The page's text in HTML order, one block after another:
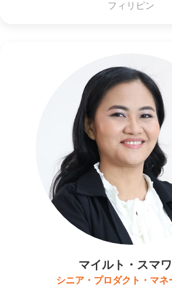
フィリピン
マイルト・スマ
シニア・プロダクト・マネ